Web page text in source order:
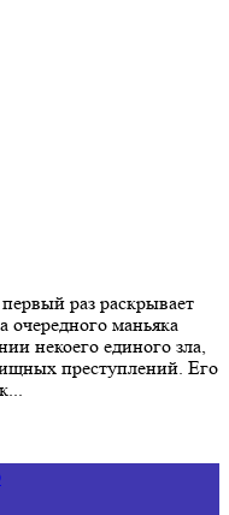
раз раскрывает
маньяка
некоего единого зла,
преступлений. Его